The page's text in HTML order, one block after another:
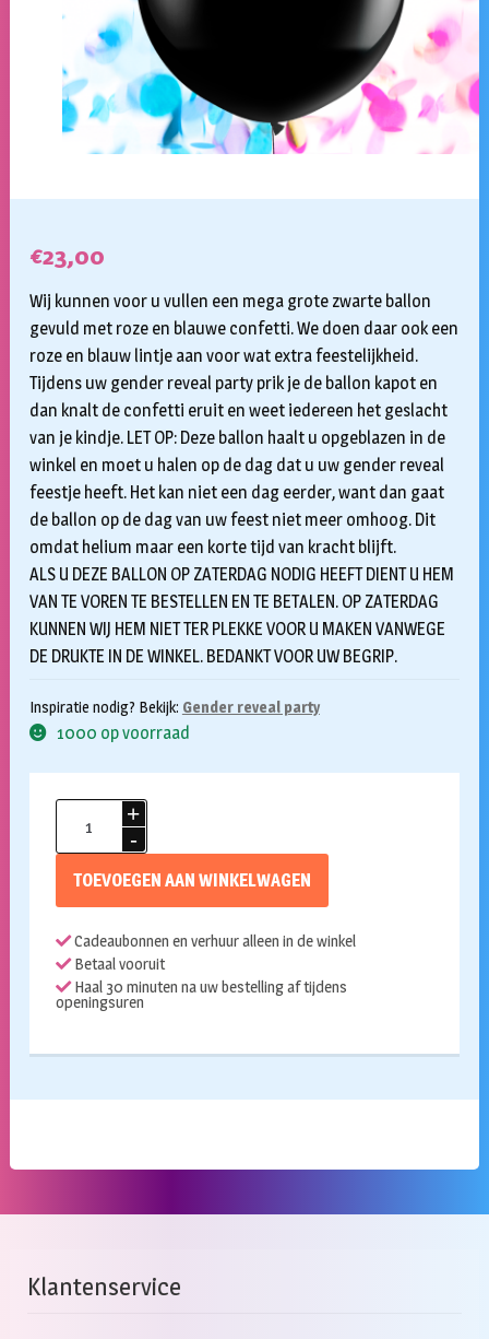
€23,00
Wij kunnen voor u vullen een mega grote zwarte ballon
gevuld met roze en blauwe confetti. We doen daar ook een
roze en blauw lintje aan voor wat extra feestelijkheid.
Tijdens uw gender reveal party prik je de ballon kapot en
dan knalt de confetti eruit en weet iedereen het geslacht
van je kindje. LET OP: Deze ballon haalt u opgeblazen in de
winkel en moet u halen op de dag dat u uw gender reveal
feestje heeft. Het kan niet een dag eerder, want dan gaat
de ballon op de dag van uw feest niet meer omhoog. Dit
omdat helium maar een korte tijd van kracht blijft.
ALS U DEZE BALLON OP ZATERDAG NODIG HEEFT DIENT U HEM
VAN TE VOREN TE BESTELLEN EN TE BETALEN. OP ZATERDAG
KUNNEN WIJ HEM NIET TER PLEKKE VOOR U MAKEN VANWEGE
DE DRUKTE IN DE WINKEL. BEDANKT VOOR UW BEGRIP.
Inspiratie nodig? Bekijk: Gender reveal party
1000 op voorraad
reveal
helium
aantal
TOEVOEGEN AAN WINKELWAGEN
Cadeaubonnen en verhuur alleen in de winkel
Betaal vooruit
Haal 30 minuten na uw bestelling af tijdens
openingsuren
Klantenservice